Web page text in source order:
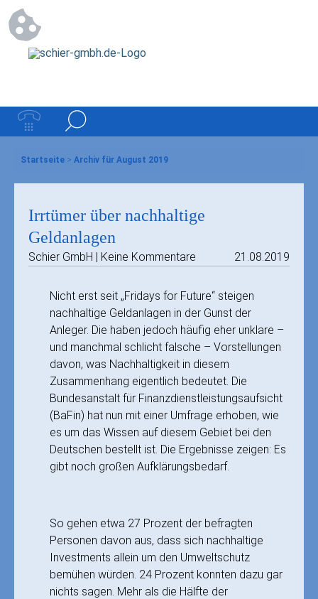
Startseite > Archiv für August 2019
Irrtümer über nachhaltige
Geldanlagen
Schier GmbH | Keine Kommentare 21.08.2019
Nicht erst seit „Fridays for Future“ steigen
nachhaltige Geldanlagen in der Gunst der
Anleger. Die haben jedoch häufig eher unklare –
und manchmal schlicht falsche – Vorstellungen
davon, was Nachhaltigkeit in diesem
Zusammenhang eigentlich bedeutet. Die
Bundesanstalt für Finanzdienstleistungsaufsicht
(BaFin) hat nun mit einer Umfrage erhoben, wie
es um das Wissen auf diesem Gebiet bei den
Deutschen bestellt ist. Die Ergebnisse zeigen: Es
gibt noch großen Aufklärungsbedarf.
So gehen etwa 27 Prozent der befragten
Personen davon aus, dass sich nachhaltige
Investments allein um den Umweltschutz
bemühen würden. 24 Prozent konnten dazu gar
nichts sagen. Mehr als die Hälfte der